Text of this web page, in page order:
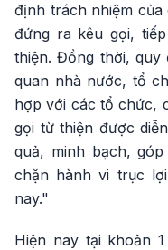
định trách nhiệm
đứng ra kêu gọi,
thiện. Đồng thời,
quan nhà nước, tổ
hợp với các tổ chức,
gọi từ thiện được
quả, minh bạch,
chặn hành vi trục
nay."
Hiện nay tại khoản